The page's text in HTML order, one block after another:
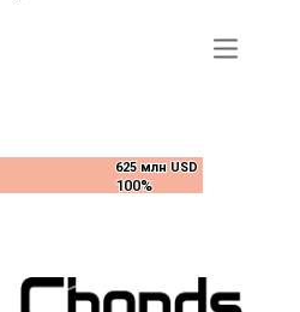
625 млн USD
100%
625 млн USD
100%